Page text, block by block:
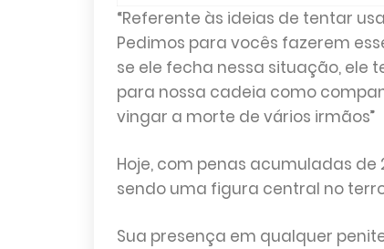
“Referente às ideias de tentar
Pedimos para vocês fazerem
se ele fecha nessa situação, ele
para nossa cadeia como
vingar a morte de vários irmãos”
Hoje, com penas acumuladas de
sendo uma figura central no
Sua presença em qualquer